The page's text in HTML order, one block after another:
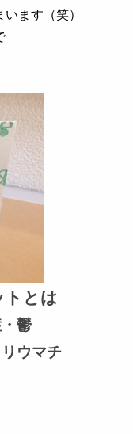
ます（笑）
トとは
鬱
ウマチ